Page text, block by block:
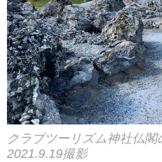
クラブツーリズム神社仏
2021.9.19撮影